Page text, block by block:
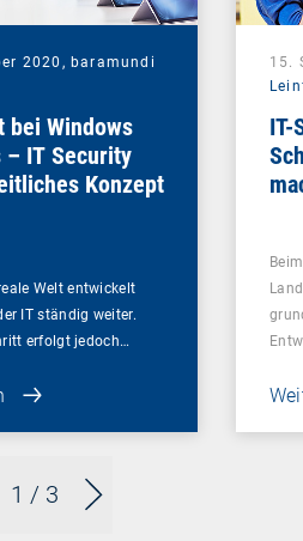
1 / 3
2020, baramundi
bei Windows
– IT Security
Konzept
Welt entwickelt
IT ständig weiter.
erfolgt jedoch…
15.
IT-